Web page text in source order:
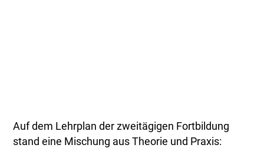
Auf dem Lehrplan der zweitägigen Fortbildung
stand eine Mischung aus Theorie und Praxis: